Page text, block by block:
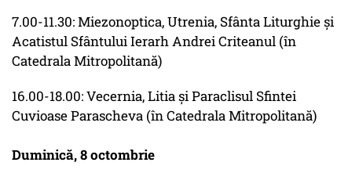
7.00-11.30: Miezonoptica, Utrenia, Sfânta Liturghie şi
Acatistul Sfântului Ierarh Andrei Criteanul (în
Catedrala Mitropolitană)
16.00-18.00: Vecernia, Litia şi Paraclisul Sfintei
Cuvioase Parascheva (în Catedrala Mitropolitană)
Duminică, 8 octombrie